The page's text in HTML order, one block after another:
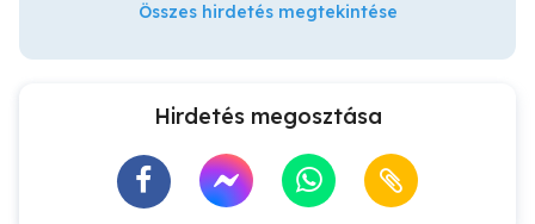
Összes hirdetés megtekintése
Hirdetés megosztása